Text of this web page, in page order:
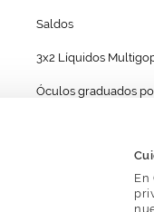
En
Saldos
3x2 Líquidos
Óculos graduados